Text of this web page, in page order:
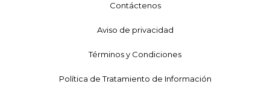
Contáctenos
Aviso de privacidad
Términos y Condiciones
Política de Tratamiento de Información